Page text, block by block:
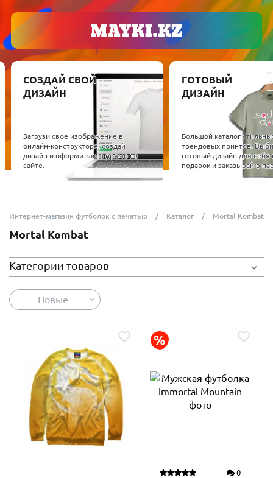
СОЗДАЙ СВОЙ
ДИЗАЙН
Загрузи свое изображение в
онлайн-конструкторе, создай
дизайн и оформи заказ прямо на
сайте.
ГОТОВЫЙ
ДИЗАЙН
Большой каталог
трендовых принтов.
готовый дизайн для себя
подарок и заказывай в
Интернет-магазин футболок с печатью Каталог Mortal Kombat
Mortal Kombat
Категории товаров
Новые
0